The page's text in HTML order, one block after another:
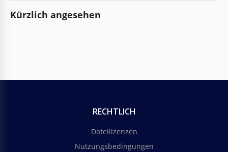
Kürzlich angesehen
RECHTLICH
Dateilizenzen
Nutzungsbedingungen